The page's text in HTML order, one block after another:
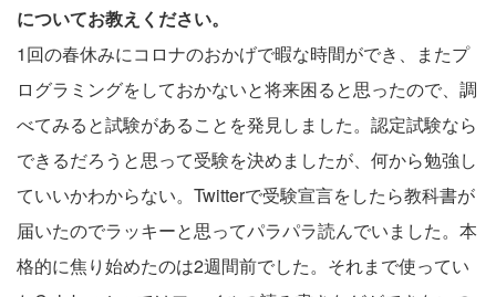
についてお教えください。
1回の春休みにコロナのおかげで暇な時間ができ、またプ
ログラミングをしておかないと将来困ると思ったので、調
べてみると試験があることを発見しました。認定試験なら
できるだろうと思って受験を決めましたが、何から勉強し
ていいかわからない。Twitterで受験宣言をしたら教科書が
届いたのでラッキーと思ってパラパラ読んでいました。本
格的に焦り始めたのは2週間前でした。それまで使ってい